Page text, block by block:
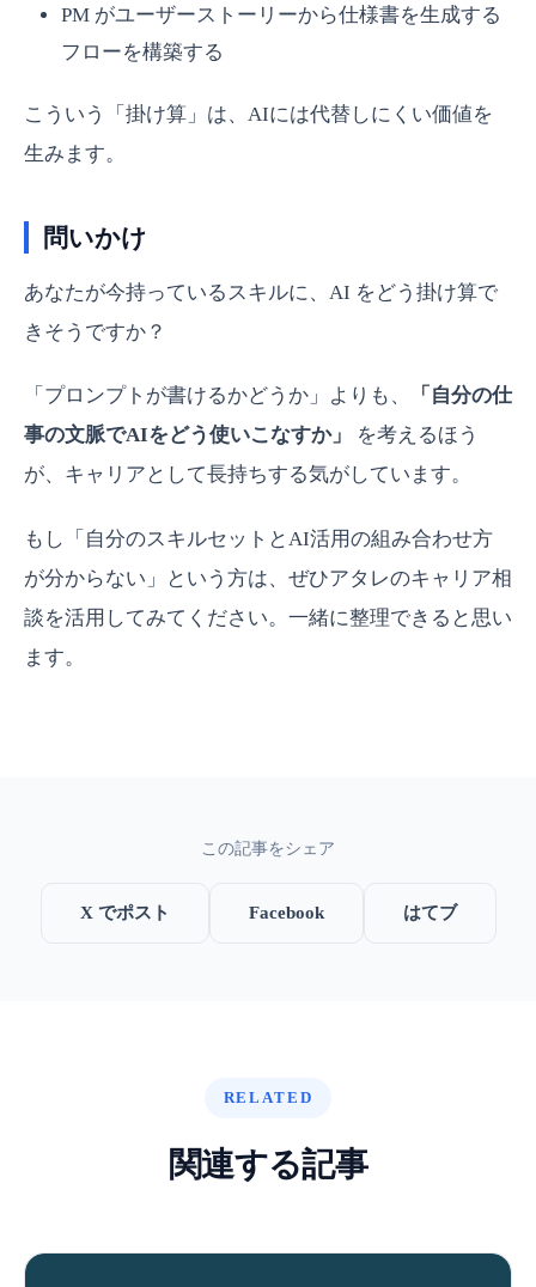
PM がユーザーストーリーから仕様書を生成する
フローを構築する
こういう「掛け算」は、AIには代替しにくい価値を
生みます。
問いかけ
あなたが今持っているスキルに、AI をどう掛け算で
きそうですか？
「プロンプトが書けるかどうか」よりも、
「自分の仕
事の文脈でAIをどう使いこなすか」
を考えるほう
が、キャリアとして長持ちする気がしています。
もし「自分のスキルセットとAI活用の組み合わせ方
が分からない」という方は、ぜひアタレのキャリア相
談を活用してみてください。一緒に整理できると思い
ます。
この記事をシェア
X でポスト Facebook はてブ
RELATED
関連する記事